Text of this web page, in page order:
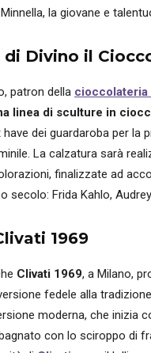
la giovane e
Divino il
patron della cioccolateria
linea di sculture in
dei guardaroba per la
La calzatura sarà
finalizzate ad
secolo: Frida Kahlo,
1969
Clivati 1969, a Milano,
fedele alla
moderna, che inizia
con lo sciroppo di